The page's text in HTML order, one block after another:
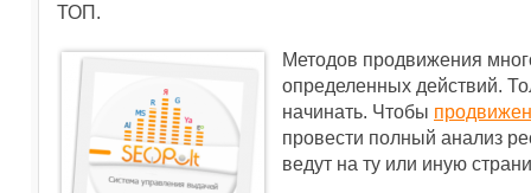
ТОП.
Методов продвижения
определенных действий.
начинать. Чтобы
провести полный анализ
ведут на ту или иную